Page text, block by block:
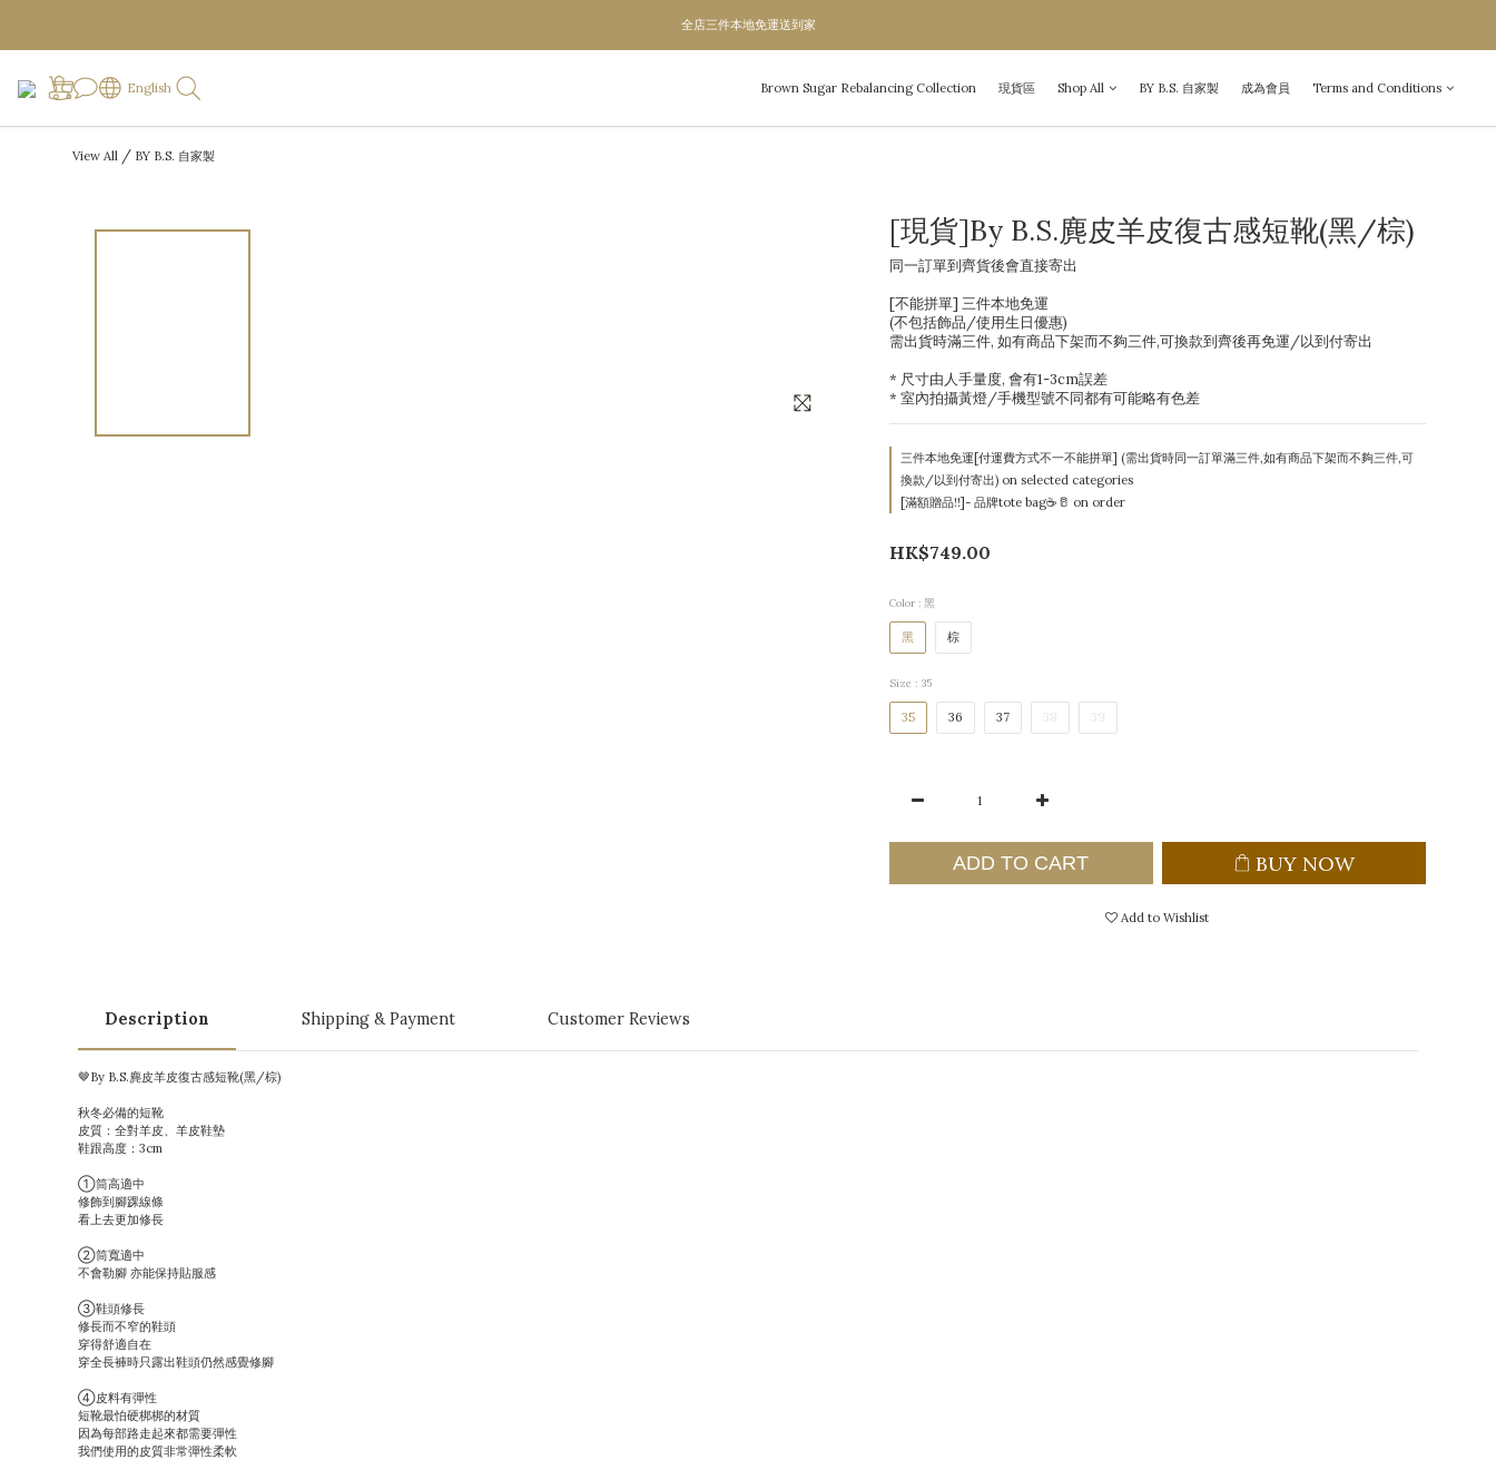
全店三件本地免運送到家
單次滿1200即成為VIP,全年95折
Brown Sugar Rebalancing Collection
現貨區 Shop All BY B.S. 自家製 成為會員 Terms and Conditions
English
View All / BY B.S. 自家製
[現貨]By B.S.麂皮羊皮復古感短靴(黑/棕)
同一訂單到齊貨後會直接寄出
[不能拼單] 三件本地免運
(不包括飾品/使用生日優惠)
需出貨時滿三件, 如有商品下架而不夠三件,可換款到齊後再免運/以到付寄出
* 尺寸由人手量度, 會有1-3cm誤差
* 室內拍攝黃燈/手機型號不同都有可能略有色差
三件本地免運[付運費方式不一不能拼單] (需出貨時同一訂單滿三件,如有商品下架而不夠三件,可
換款/以到付寄出) on selected categories
[滿額贈品!!]- 品牌tote bag☕🥛 on order
HK$749.00
Color : 黑
黑 棕
Size : 35
35 36 37 38 39
ADD TO CART BUY NOW
Add to Wishlist
Description Shipping & Payment Customer Reviews
🤎By B.S.麂皮羊皮復古感短靴(黑/棕)
秋冬必備的短靴
皮質：全對羊皮、羊皮鞋墊
鞋跟高度：3cm
①筒高適中
修飾到腳踝線條
看上去更加修長
②筒寬適中
不會勒腳 亦能保持貼服感
③鞋頭修長
修長而不窄的鞋頭
穿得舒適自在
穿全長褲時只露出鞋頭仍然感覺修腳
④皮料有彈性
短靴最怕硬梆梆的材質
因為每部路走起來都需要彈性
我們使用的皮質非常彈性柔軟